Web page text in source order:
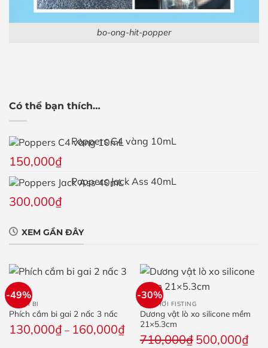
bo-ong-hit-popper
Có thể bạn thích…
Poppers C4 vàng 10mL
150,000₫
Poppers Jack Ass 40mL
300,000₫
XEM GẦN ĐÂY
-49%
CHUỖI BI
Phích cắm bi gai 2 nấc 3 nấc
130,000₫ – 160,000₫Khoảng
giá:
-30%
ĐỒ CHƠI FISTING
Dương vật lò xo silicone mềm
21×5.3cm
710,000₫ Giá
500,000₫Giá